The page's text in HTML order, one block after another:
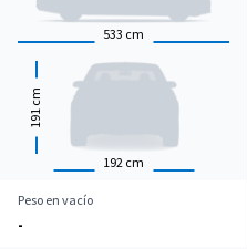
533 cm
192 cm
191
cm
Peso en vacío
-